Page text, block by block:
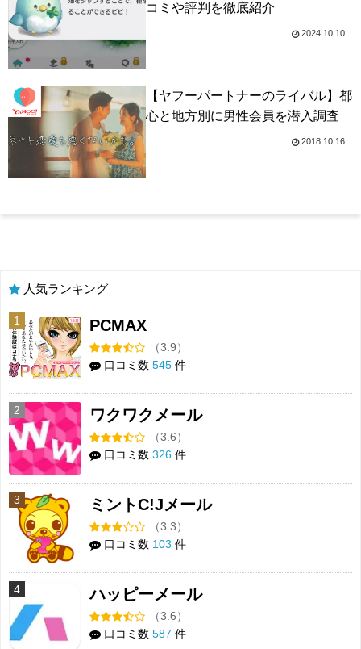
コミや評判を徹底紹介
2024.10.10
【ヤフーパートナーのライバル】都
心と地方別に男性会員を潜入調査
2018.10.16
人気ランキング
1 PCMAX
（3.9）
口コミ数 545 件
2 ワクワクメール
（3.6）
口コミ数 326 件
3 ミントC!Jメール
（3.3）
口コミ数 103 件
4 ハッピーメール
（3.6）
口コミ数 587 件